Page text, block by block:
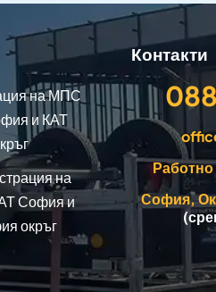
на МПС
и КАТ
на
София и
окръг
Контакти
София,